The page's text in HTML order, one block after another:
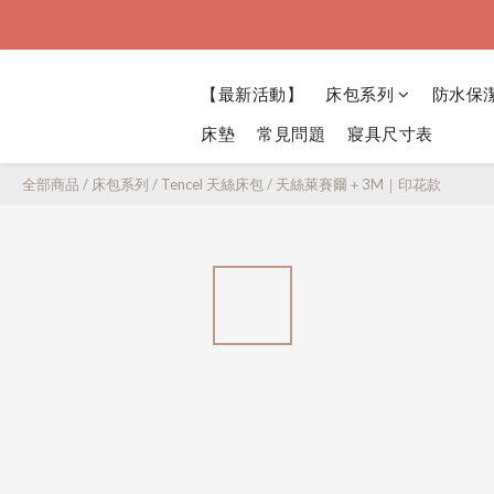
【最新活動】 床包系列
防水保
床墊
常見問題 寢具尺寸表
全部商品 / 床包系列 / Tencel 天絲床包/ 天絲萊賽爾＋3M｜印花款